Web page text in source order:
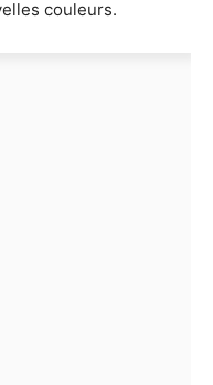
couleurs.